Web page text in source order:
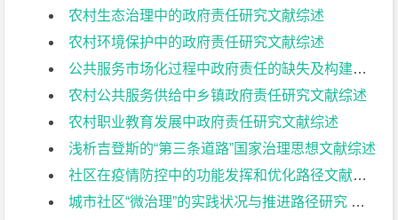
农村生态治理中的政府责任研究文献综述
农村环境保护中的政府责任研究文献综述
公共服务市场化过程中政府责任的缺失及构建文献综述
农村公共服务供给中乡镇政府责任研究文献综述
农村职业教育发展中政府责任研究文献综述
浅析吉登斯的“第三条道路”国家治理思想文献综述
社区在疫情防控中的功能发挥和优化路径文献综述
城市社区“微治理”的实践状况与推进路径研究 ——以南京市泰山街道下辖社区为例文献综述